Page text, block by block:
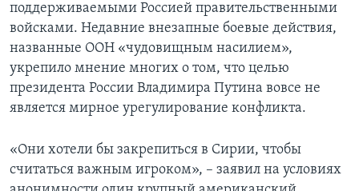
поддерживаемыми Россией правительственными
войсками. Недавниe внезапные боевые действия,
названные ООН «чудовищным насилием»,
укрепило мнение многих о том, что целью
президента России Владимира Путина вовсе не
является мирное урегулирование конфликта.
«Они хотели бы закрепиться в Сирии, чтобы
считаться важным игроком», – заявил на условиях